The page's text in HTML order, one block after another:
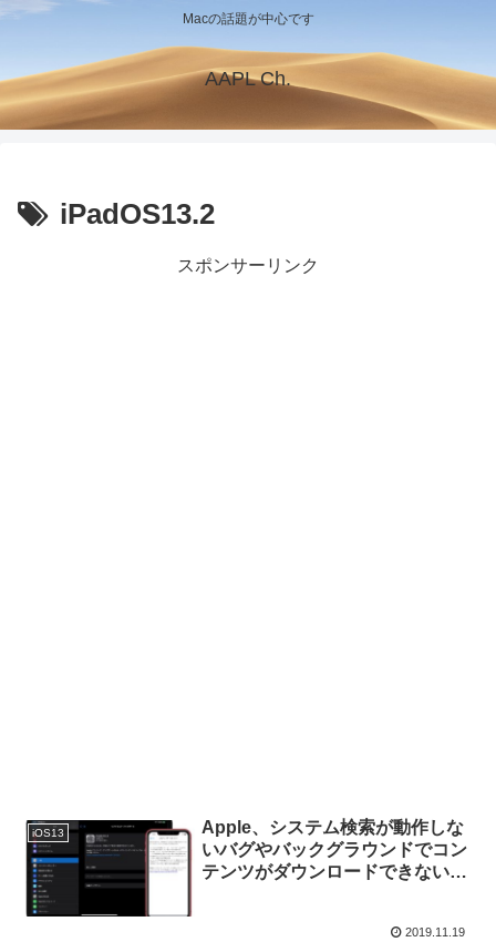
Macの話題が中心です
AAPL Ch.
iPadOS13.2
スポンサーリンク
iOS13
Apple、システム検索が動作しな
いバグやバックグラウンドでコン
テンツがダウンロードできないバ
2019.11.19